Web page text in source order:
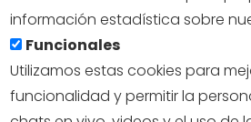
información estadística sobre
Funcionales
Utilizamos estas cookies para
funcionalidad y permitir la
Aviso legal |
Portal de la Concejalía de Turismo